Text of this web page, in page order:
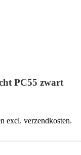
PC55 zwart
verzendkosten.